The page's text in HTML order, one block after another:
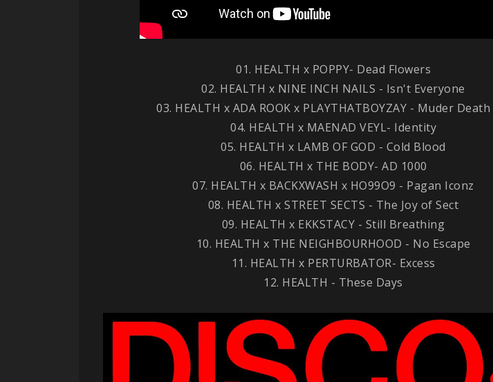
01. HEALTH x POPPY- Dead Flowers
02. HEALTH x NINE INCH NAILS - Isn't Everyone
03. HEALTH x ADA ROOK x PLAYTHATBOYZAY - Muder
04. HEALTH x MAENAD VEYL- Identity
05. HEALTH x LAMB OF GOD - Cold Blood
06. HEALTH x THE BODY- AD 1000
07. HEALTH x BACKXWASH x HO99O9 - Pagan Iconz
08. HEALTH x STREET SECTS - The Joy of Sect
09. HEALTH x EKKSTACY - Still Breathing
10. HEALTH x THE NEIGHBOURHOOD - No Escape
11. HEALTH x PERTURBATOR- Excess
12. HEALTH - These Days